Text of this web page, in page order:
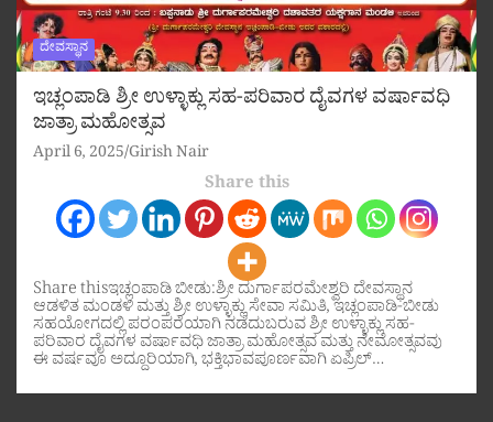
ದೇವಸ್ಥಾನ
ಇಚ್ಲಂಪಾಡಿ ಶ್ರೀ ಉಳ್ಳಾಕ್ಲು ಸಹ-ಪರಿವಾರ ದೈವಗಳ ವರ್ಷಾವಧಿ
ಜಾತ್ರಾ ಮಹೋತ್ಸವ
April 6, 2025 Girish Nair
Share this
Share thisಇಚ್ಲಂಪಾಡಿ ಬೀಡು:ಶ್ರೀ ದುರ್ಗಾಪರಮೇಶ್ವರಿ ದೇವಸ್ಥಾನ
ಆಡಳಿತ ಮಂಡಳಿ ಮತ್ತು ಶ್ರೀ ಉಳ್ಳಾಕ್ಲು ಸೇವಾ ಸಮಿತಿ, ಇಚ್ಲಂಪಾಡಿ-ಬೀಡು
ಸಹಯೋಗದಲ್ಲಿ ಪರಂಪರೆಯಾಗಿ ನಡೆದುಬರುವ ಶ್ರೀ ಉಳ್ಳಾಕ್ಲು ಸಹ-
ಪರಿವಾರ ದೈವಗಳ ವರ್ಷಾವಧಿ ಜಾತ್ರಾ ಮಹೋತ್ಸವ ಮತ್ತು ನೇಮೋತ್ಸವವು
ಈ ವರ್ಷವೂ ಅದ್ದೂರಿಯಾಗಿ, ಭಕ್ತಿಭಾವಪೂರ್ಣವಾಗಿ ಏಪ್ರಿಲ್…